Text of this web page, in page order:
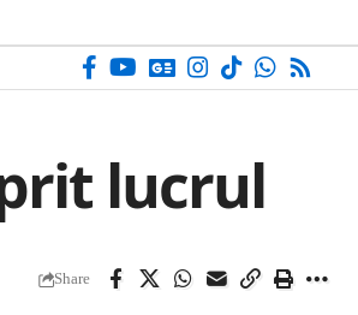
lucrul
Share